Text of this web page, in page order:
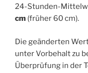
24-Stunden-
cm (früher 60 cm).
Die geänderten
unter Vorbehalt zu
Überprüfung in der